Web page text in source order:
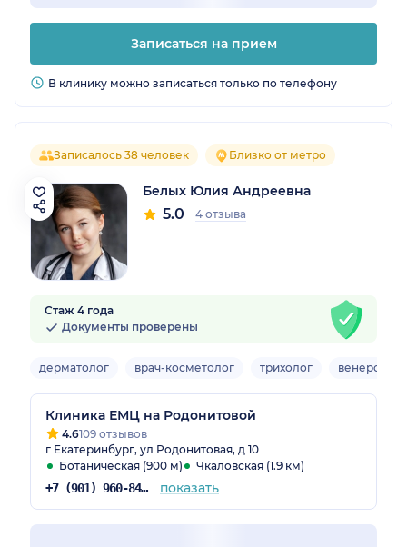
Записаться на прием
В клинику можно записаться только по телефону
Записалось 38 человек Близко от метро
Белых Юлия Андреевна
5.0 4 отзыва
Стаж 4 года
Документы проверены
дерматолог врач-косметолог трихолог венеролог
Клиника ЕМЦ на Родонитовой
4.6109 отзывов
г Екатеринбург, ул Родонитовая, д 10
Ботаническая (900 м)
Чкаловская (1.9 км)
+7 (901) 960-84-27 показать